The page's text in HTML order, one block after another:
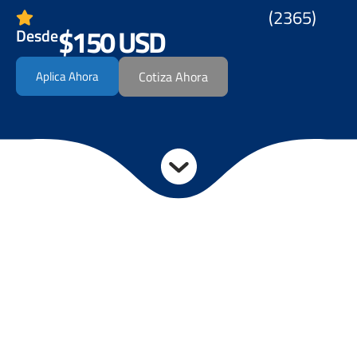
(2365)
Desde$150 USD
Aplica Ahora Cotiza Ahora